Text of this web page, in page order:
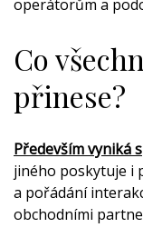
operátorům a
Co
přinese?
Především vyniká
jiného poskytuje i
a pořádání
obchodními